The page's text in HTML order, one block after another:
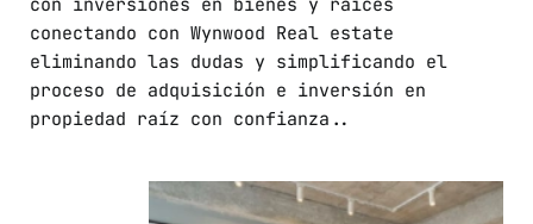
con inversiones en bienes y raíces
conectando con Wynwood Real estate
eliminando las dudas y simplificando el
proceso de adquisición e inversión en
propiedad raíz con confianza..